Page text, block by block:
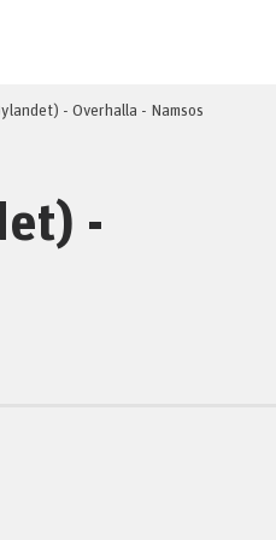
- Overhalla - Namsos
-